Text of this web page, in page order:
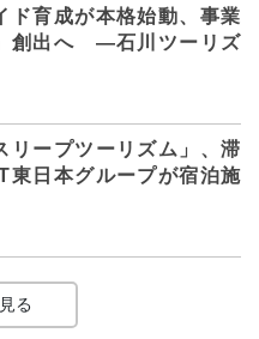
ド育成が本格始動、事業
創出へ ―石川ツーリズ
リープツーリズム」、滞
東日本グループが宿泊施
る